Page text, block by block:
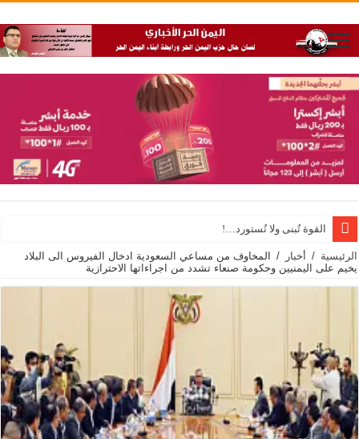
القوة تُبنى ولا تُستورد…!
الرئيسية / أخبار /
المخاوف من مساعي السعودية ادخال الفيروس الى البلاد
يخيم على اليمنيين وحكومة صنعاء تشدد من اجراءاتها الاحترازية